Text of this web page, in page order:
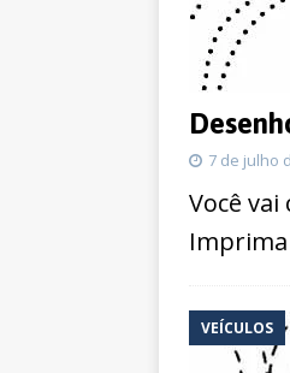
7 de julho
Você
Imprima
VEÍCULOS